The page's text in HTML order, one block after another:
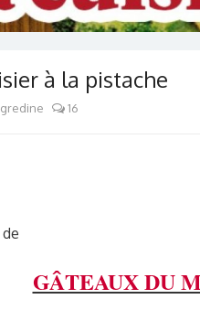
à la pistache
gredine 16
GÂTEAUX DU